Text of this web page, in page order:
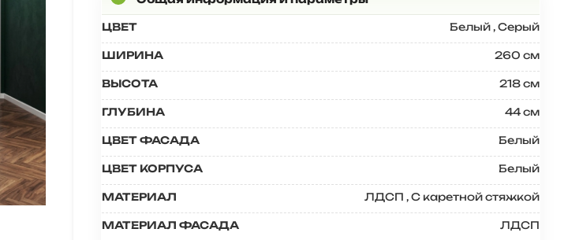
ЦВЕТ Белый,Серый
ШИРИНА 260 см
ВЫСОТА 218 см
ГЛУБИНА 44 см
ЦВЕТ ФАСАДА Белый
ЦВЕТ КОРПУСА Белый
МАТЕРИАЛ ЛДСП ,С каретной стяжкой
МАТЕРИАЛ ФАСАДА ЛДСП